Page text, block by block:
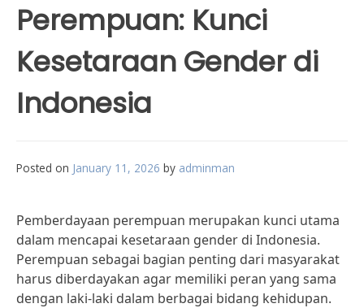
Perempuan: Kunci
Kesetaraan Gender di
Indonesia
Posted on January 11, 2026 by adminman
Pemberdayaan perempuan merupakan kunci utama
dalam mencapai kesetaraan gender di Indonesia.
Perempuan sebagai bagian penting dari masyarakat
harus diberdayakan agar memiliki peran yang sama
dengan laki-laki dalam berbagai bidang kehidupan.